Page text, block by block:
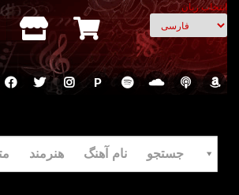
انتخاب زبان
P
جستجو نام آهنگ هنرمند متن